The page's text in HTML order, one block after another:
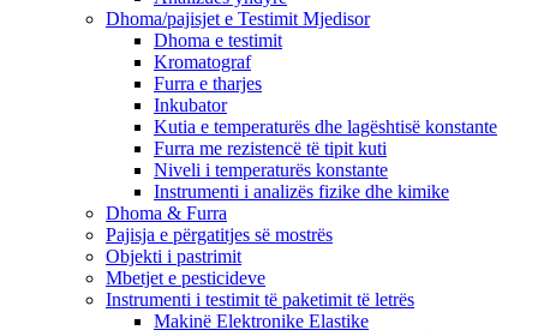
Dhoma/pajisjet e Testimit Mjedisor
Dhoma e testimit
Kromatograf
Furra e tharjes
Inkubator
Kutia e temperaturës dhe lagështisë konstante
Furra me rezistencë të tipit kuti
Niveli i temperaturës konstante
Instrumenti i analizës fizike dhe kimike
Dhoma & Furra
Pajisja e përgatitjes së mostrës
Objekti i pastrimit
Mbetjet e pesticideve
Instrumenti i testimit të paketimit të letrës
Makinë Elektronike Elastike